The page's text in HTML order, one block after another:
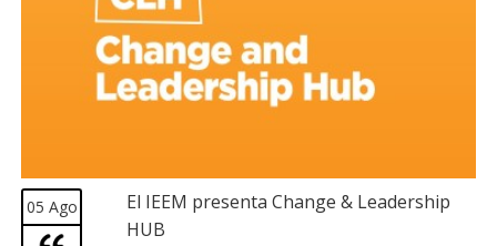
05 Ago
El IEEM presenta Change & Leadership
HUB